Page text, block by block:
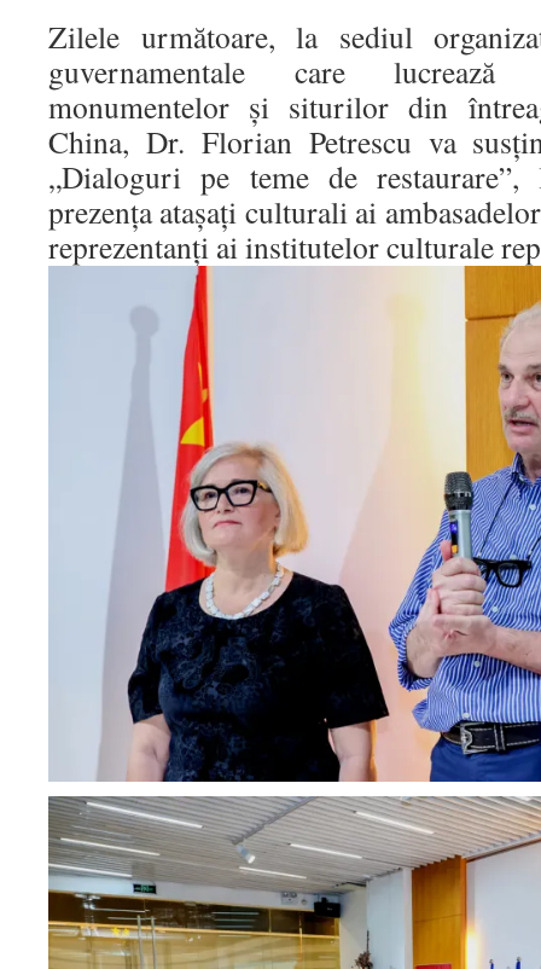
Zilele următoare, la sediul
guvernamentale care lucrează
monumentelor și siturilor din
China, Dr. Florian Petrescu va
„Dialoguri pe teme de
prezența atașați culturali ai
reprezentanți ai institutelor culturale